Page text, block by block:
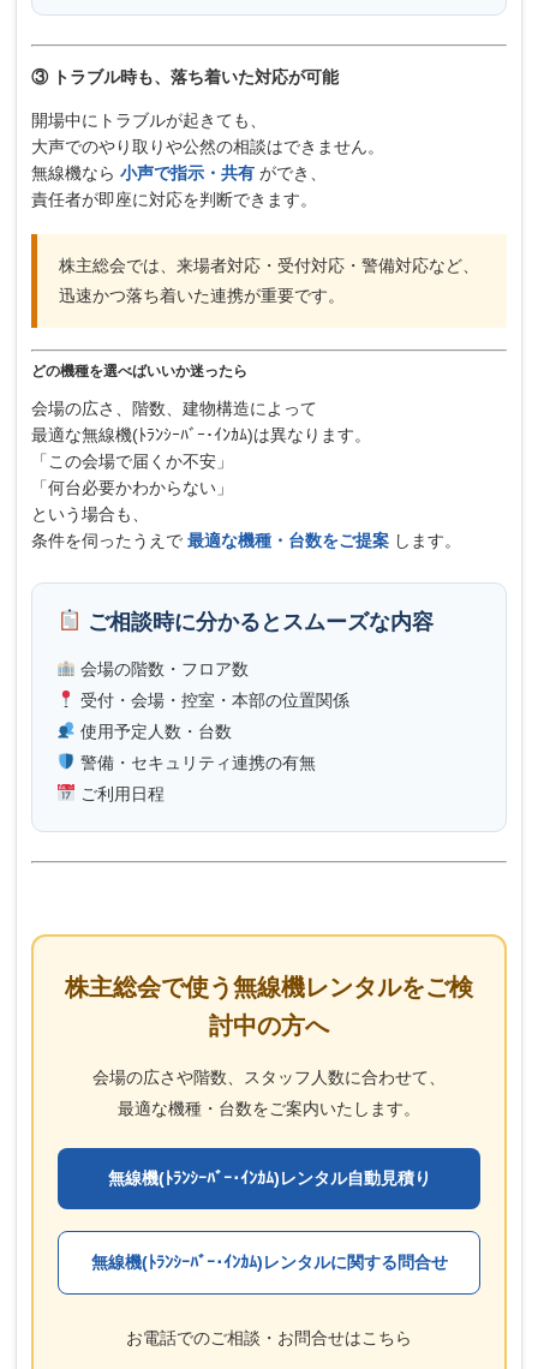
③ トラブル時も、落ち着いた対応が可能
開場中にトラブルが起きても、
大声でのやり取りや公然の相談はできません。
無線機なら小声で指示・共有 ができ、
責任者が即座に対応を判断できます。
株主総会では、来場者対応・受付対応・警備対応など、
迅速かつ落ち着いた連携が重要です。
どの機種を選べばいいか迷ったら
会場の広さ、階数、建物構造によって
最適な無線機(ﾄﾗﾝｼｰﾊﾞｰ･ｲﾝｶﾑ)は異なります。
「この会場で届くか不安」
「何台必要かわからない」
という場合も、
条件を伺ったうえで最適な機種・台数をご提案 します。
ご相談時に分かるとスムーズな内容
会場の階数・フロア数
受付・会場・控室・本部の位置関係
使用予定人数・台数
警備・セキュリティ連携の有無
ご利用日程
株主総会で使う無線機レンタルをご検
討中の方へ
会場の広さや階数、スタッフ人数に合わせて、
最適な機種・台数をご案内いたします。
無線機(ﾄﾗﾝｼｰﾊﾞｰ･ｲﾝｶﾑ)レンタル自動見積り
無線機(ﾄﾗﾝｼｰﾊﾞｰ･ｲﾝｶﾑ)レンタルに関する問合せ
お電話でのご相談・お問合せはこちら